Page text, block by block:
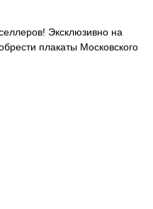
Эксклюзивно на
плакаты Московского